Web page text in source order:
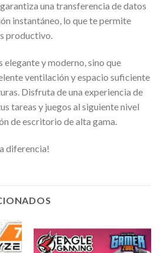
una transferencia de datos
instantáneo, lo que te permite
productivo.
elegante y moderno, sino que
ventilación y espacio suficiente
Disfruta de una experiencia de
tareas y juegos al siguiente nivel
de escritorio de alta gama.
diferencia!